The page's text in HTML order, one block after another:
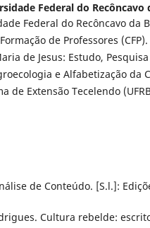
Federal do Recôncavo
Federal do Recôncavo da
de Professores
de Jesus: Estudo,
e Alfabetização da
de Extensão Tecelendo
de Conteúdo. [S.l.]:
Cultura rebelde: